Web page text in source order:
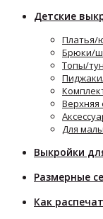
Детские
Платья/
Брюки/
Топы/
Верхняя
Для
Выкройки
Размерные
Как